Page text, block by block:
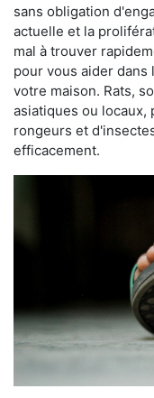
sans obligation
actuelle et la
mal à trouver
pour vous aider
votre maison. Rats,
asiatiques ou locaux,
rongeurs et
efficacement.